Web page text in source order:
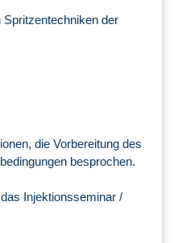
der
die Vorbereitung des
besprochen.
Injektionsseminar /